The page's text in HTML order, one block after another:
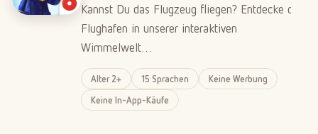
Kannst Du das Flugzeug fliegen? Entdecke den
Flughafen in unserer interaktiven
Wimmelwelt…
Alter 2+ 15 Sprachen
Keine Werbung
Keine In-App-Käufe